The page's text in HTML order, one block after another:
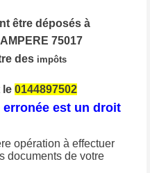
être déposés à
75017
des impôts
le 0144897502
est un droit
opération à effectuer
documents de votre